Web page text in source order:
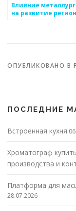
Влияние
на развитие
ОПУБЛИКОВАНО В
ПОСЛЕДНИЕ
Встроенная кухня
Хроматограф
производства и
Платформа для
28.07.2026